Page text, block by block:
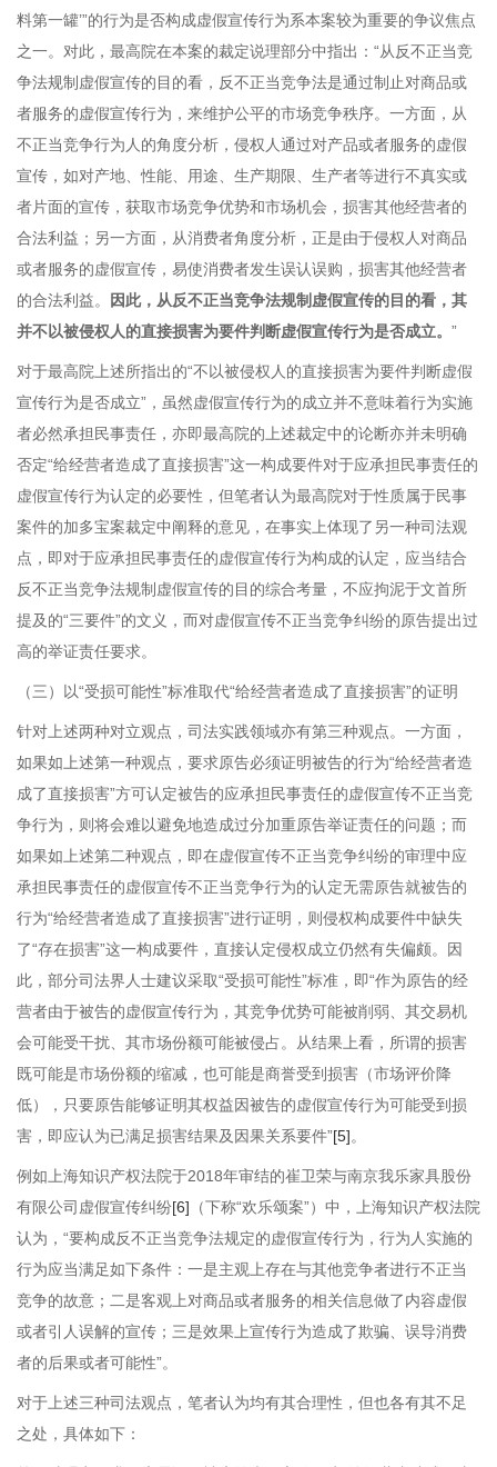
料第一罐’”的行为是否构成虚假宣传行为系本案较为重要的争议焦点
之一。对此，最高院在本案的裁定说理部分中指出：“从反不正当竞
争法规制虚假宣传的目的看，反不正当竞争法是通过制止对商品或
者服务的虚假宣传行为，来维护公平的市场竞争秩序。一方面，从
不正当竞争行为人的角度分析，侵权人通过对产品或者服务的虚假
宣传，如对产地、性能、用途、生产期限、生产者等进行不真实或
者片面的宣传，获取市场竞争优势和市场机会，损害其他经营者的
合法利益；另一方面，从消费者角度分析，正是由于侵权人对商品
或者服务的虚假宣传，易使消费者发生误认误购，损害其他经营者
的合法利益。
因此，从反不正当竞争法规制虚假宣传的目的看，其
并不以被侵权人的直接损害为要件判断虚假宣传行为是否成立。 ”
对于最高院上述所指出的“不以被侵权人的直接损害为要件判断虚假
宣传行为是否成立”，虽然虚假宣传行为的成立并不意味着行为实施
者必然承担民事责任，亦即最高院的上述裁定中的论断亦并未明确
否定“给经营者造成了直接损害”这一构成要件对于应承担民事责任的
虚假宣传行为认定的必要性，但笔者认为最高院对于性质属于民事
案件的加多宝案裁定中阐释的意见，在事实上体现了另一种司法观
点，即对于应承担民事责任的虚假宣传行为构成的认定，应当结合
反不正当竞争法规制虚假宣传的目的综合考量，不应拘泥于文首所
提及的“三要件”的文义，而对虚假宣传不正当竞争纠纷的原告提出过
高的举证责任要求。
（三）以“受损可能性”标准取代“给经营者造成了直接损害”的证明
针对上述两种对立观点，司法实践领域亦有第三种观点。一方面，
如果如上述第一种观点，要求原告必须证明被告的行为“给经营者造
成了直接损害”方可认定被告的应承担民事责任的虚假宣传不正当竞
争行为，则将会难以避免地造成过分加重原告举证责任的问题；而
如果如上述第二种观点，即在虚假宣传不正当竞争纠纷的审理中应
承担民事责任的虚假宣传不正当竞争行为的认定无需原告就被告的
行为“给经营者造成了直接损害”进行证明，则侵权构成要件中缺失
了“存在损害”这一构成要件，直接认定侵权成立仍然有失偏颇。因
此，部分司法界人士建议采取“受损可能性”标准，即“作为原告的经
营者由于被告的虚假宣传行为，其竞争优势可能被削弱、其交易机
会可能受干扰、其市场份额可能被侵占。从结果上看，所谓的损害
既可能是市场份额的缩减，也可能是商誉受到损害（市场评价降
低），只要原告能够证明其权益因被告的虚假宣传行为可能受到损
害，即应认为已满足损害结果及因果关系要件”[5]。
例如上海知识产权法院于2018年审结的崔卫荣与南京我乐家具股份
有限公司虚假宣传纠纷[6] （下称“欢乐颂案”）中，上海知识产权法院
认为，“要构成反不正当竞争法规定的虚假宣传行为，行为人实施的
行为应当满足如下条件：一是主观上存在与其他竞争者进行不正当
竞争的故意；二是客观上对商品或者服务的相关信息做了内容虚假
或者引人误解的宣传；三是效果上宣传行为造成了欺骗、误导消费
者的后果或者可能性”。
对于上述三种司法观点，笔者认为均有其合理性，但也各有其不足
之处，具体如下：